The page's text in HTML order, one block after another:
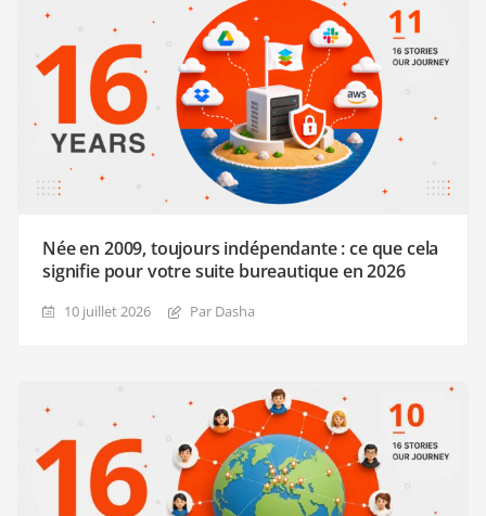
Née en 2009, toujours indépendante : ce que cela
signifie pour votre suite bureautique en 2026
10 juillet 2026 Par Dasha